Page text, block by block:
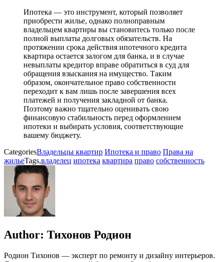
Ипотека — это инструмент, который позволяет
приобрести жилье, однако полноправным
владельцем квартиры вы становитесь только после
полной выплаты долговых обязательств. На
протяжении срока действия ипотечного кредита
квартира остается залогом для банка, и в случае
невыплаты кредитор вправе обратиться в суд для
обращения взыскания на имущество. Таким
образом, окончательное право собственности
переходит к вам лишь после завершения всех
платежей и получения закладной от банка.
Поэтому важно тщательно оценивать свою
финансовую стабильность перед оформлением
ипотеки и выбирать условия, соответствующие
вашему бюджету.
CategoriesВладельцы квартир Ипотека и право Права на
жильеTags,владелец ипотека квартира право собственность
Author: Тихонов Родион
Родион Тихонов — эксперт по ремонту и дизайну интерьеров.